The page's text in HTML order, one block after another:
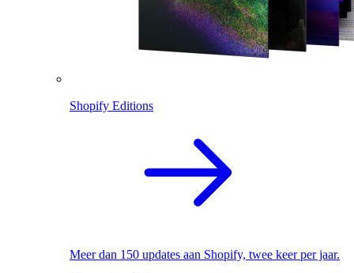
Shopify Editions
Meer dan 150 updates aan Shopify, twee keer per jaar.